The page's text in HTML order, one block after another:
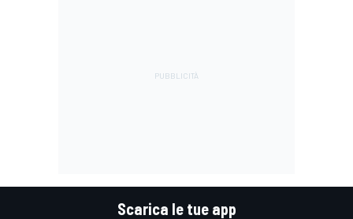
Scarica le tue app